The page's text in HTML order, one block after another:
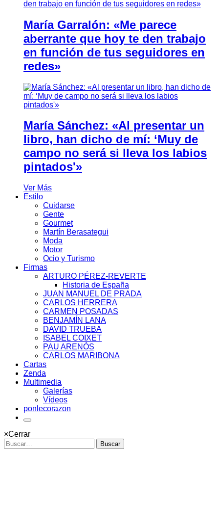
María Garralón: «Me parece
aberrante que hoy te den trabajo
en función de tus seguidores en
redes»
María Sánchez: «Al presentar un
libro, han dicho de mí: ‘Muy de
campo no será si lleva los labios
pintados'»
Ver Más
Estilo
Cuidarse
Gente
Gourmet
Martín Berasategui
Moda
Motor
Ocio y Turismo
Firmas
ARTURO PÉREZ-REVERTE
Historia de España
JUAN MANUEL DE PRADA
CARLOS HERRERA
CARMEN POSADAS
BENJAMÍN LANA
DAVID TRUEBA
ISABEL COIXET
PAU ARENÓS
CARLOS MARIBONA
Cartas
Zenda
Multimedia
Galerías
Vídeos
ponlecorazon
×Cerrar
Buscar